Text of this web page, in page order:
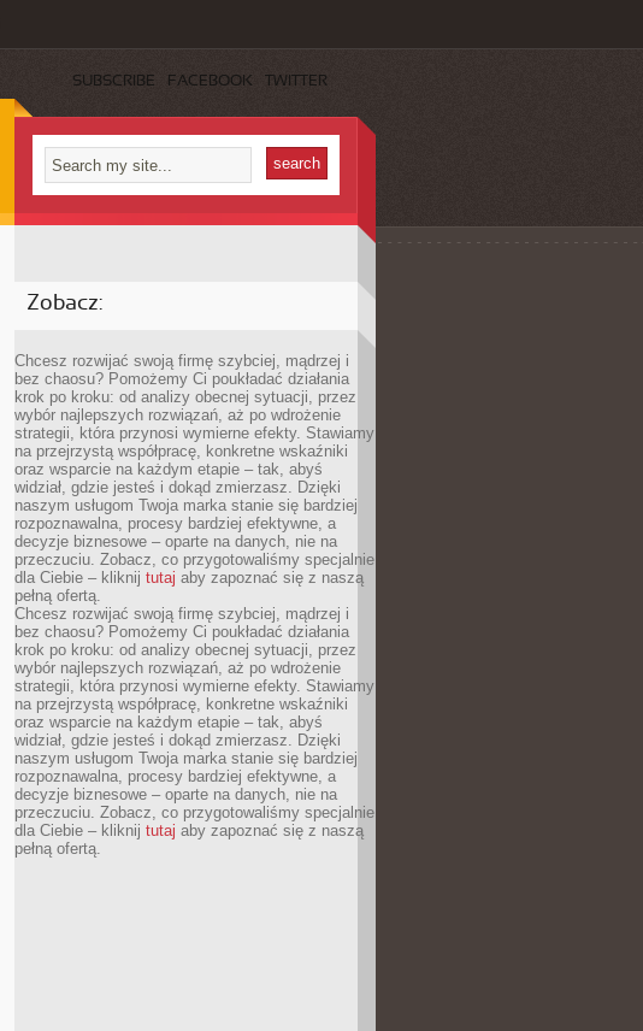
SUBSCRIBE FACEBOOK TWITTER
Zobacz:
Chcesz rozwijać swoją firmę szybciej, mądrzej i
bez chaosu? Pomożemy Ci poukładać działania
krok po kroku: od analizy obecnej sytuacji, przez
wybór najlepszych rozwiązań, aż po wdrożenie
strategii, która przynosi wymierne efekty. Stawiamy
na przejrzystą współpracę, konkretne wskaźniki
oraz wsparcie na każdym etapie – tak, abyś
widział, gdzie jesteś i dokąd zmierzasz. Dzięki
naszym usługom Twoja marka stanie się bardziej
rozpoznawalna, procesy bardziej efektywne, a
decyzje biznesowe – oparte na danych, nie na
przeczuciu. Zobacz, co przygotowaliśmy specjalnie
dla Ciebie – kliknij tutaj aby zapoznać się z naszą
pełną ofertą.
Chcesz rozwijać swoją firmę szybciej, mądrzej i
bez chaosu? Pomożemy Ci poukładać działania
krok po kroku: od analizy obecnej sytuacji, przez
wybór najlepszych rozwiązań, aż po wdrożenie
strategii, która przynosi wymierne efekty. Stawiamy
na przejrzystą współpracę, konkretne wskaźniki
oraz wsparcie na każdym etapie – tak, abyś
widział, gdzie jesteś i dokąd zmierzasz. Dzięki
naszym usługom Twoja marka stanie się bardziej
rozpoznawalna, procesy bardziej efektywne, a
decyzje biznesowe – oparte na danych, nie na
przeczuciu. Zobacz, co przygotowaliśmy specjalnie
dla Ciebie – kliknij tutaj aby zapoznać się z naszą
pełną ofertą.